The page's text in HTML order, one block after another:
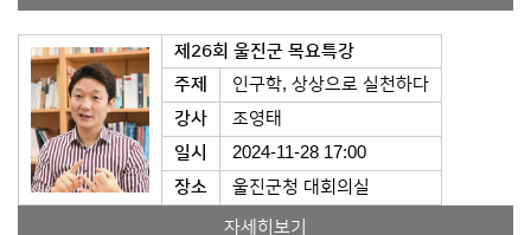
제26회 울진군 목요특강
주제
인구학, 상상으로 실천하다
강사
조영태
일시
2024-11-28 17:00
장소
울진군청 대회의실
자세히보기